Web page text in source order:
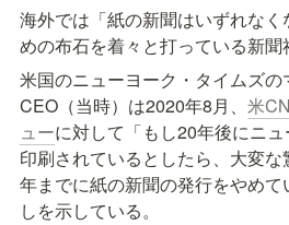
海外では「紙の新聞はいずれな
めの布石を着々と打っている新聞
米国のニューヨーク・タイムズ
CEO（当時）は2020年8月、 米
ューに対して「もし20年後にニ
印刷されているとしたら、大変
年までに紙の新聞の発行をやめ
しを示している。